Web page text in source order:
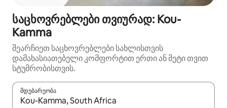
საცხოვრებლები თვიურად: Kou-
Kamma
შეარჩიეთ საცხოვრებლები სახლისთვის
დამახასიათებელი კომფორტით ერთი ან მეტი თვით
სტუმრობისთვის.
მდებარეობა
როცა შედეგები ხელმისაწვდომი გახდება, ნავიგაციისთვის